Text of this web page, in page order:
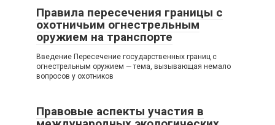
Правила пересечения границы с
охотничьим огнестрельным
оружием на транспорте
Введение Пересечение государственных границ с
огнестрельным оружием — тема, вызывающая немало
вопросов у охотников
Правовые аспекты участия в